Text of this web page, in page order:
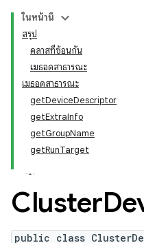
ในหน้านี้
สรุป
คลาสที่ซ้อนกัน
เมธอดสาธารณะ
เมธอดสาธารณะ
getDeviceDescriptor
getExtraInfo
getGroupName
getRunTarget
Cluster
public class